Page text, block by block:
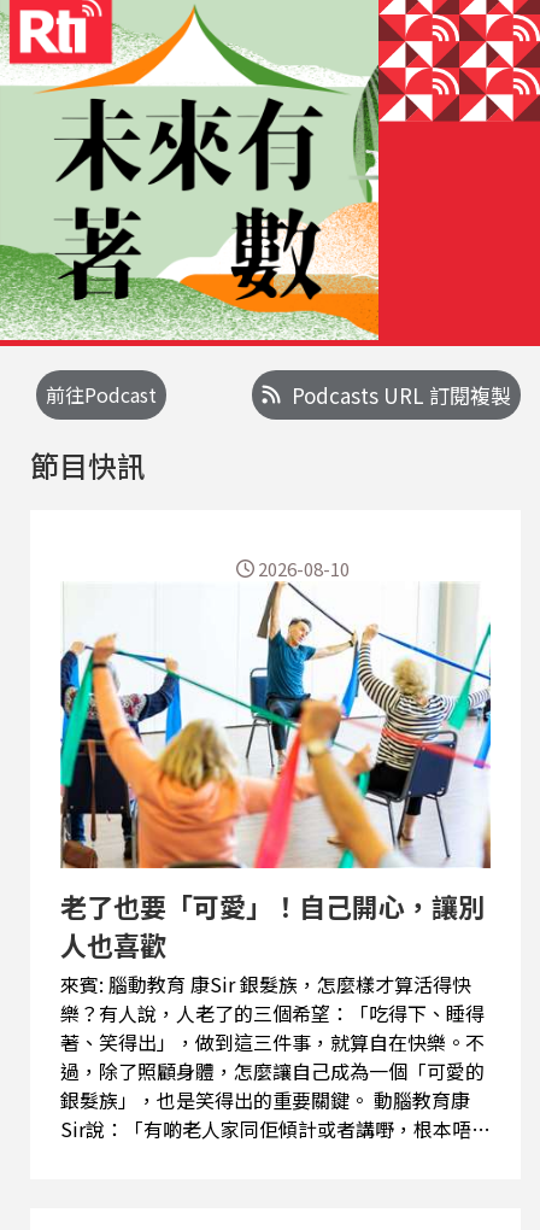
前往Podcast Podcasts URL 訂閱複製
節目快訊
老了也要「可愛」！自己開心，讓別
人也喜歡
來賓: 腦動教育 康Sir 銀髮族，怎麼樣才算活得快
樂？有人說，人老了的三個希望：「吃得下、睡得
著、笑得出」，做到這三件事，就算自在快樂。不
過，除了照顧身體，怎麼讓自己成為一個「可愛的
銀髮族」，也是笑得出的重要關鍵。 動腦教育康
Sir說：「有啲老人家同佢傾計或者講嘢，根本唔係
2026-08-10